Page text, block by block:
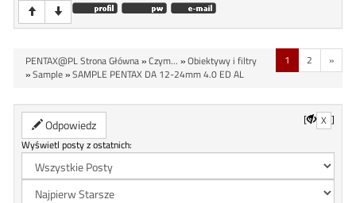
1 2 »
PENTAX@PL Strona Główna»Czym... »Obiektywy i filtry
»Sample»SAMPLE PENTAX DA 12-24mm 4.0 ED AL
Odpowiedz [ X ]
Wyświetl posty z ostatnich: